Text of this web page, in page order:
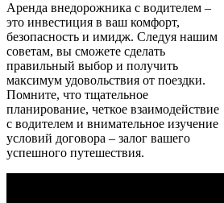
Аренда внедорожника с водителем –
это инвестиция в ваш комфорт,
безопасность и имидж. Следуя нашим
советам, вы сможете сделать
правильный выбор и получить
максимум удовольствия от поездки.
Помните, что тщательное
планирование, четкое взаимодействие
с водителем и внимательное изучение
условий договора – залог вашего
успешного путешествия.